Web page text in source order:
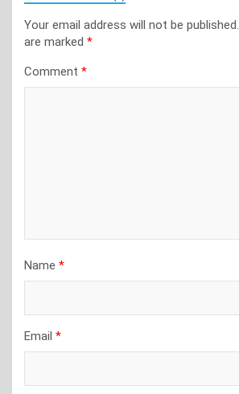
Your email address will not be published.
are marked *
Comment *
Name *
Email *